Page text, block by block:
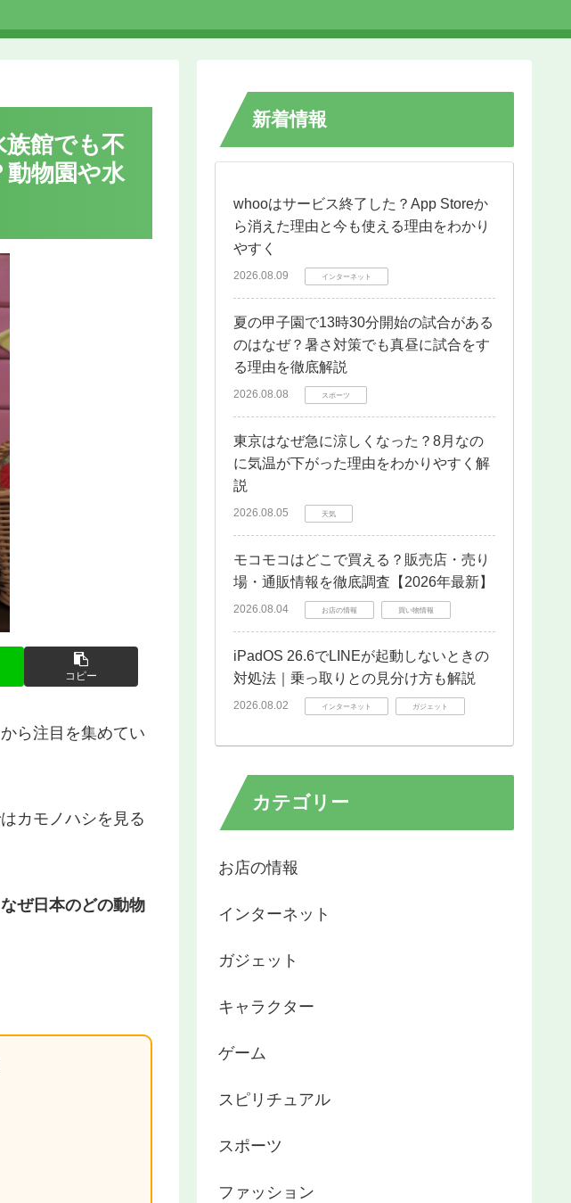
族館でも不
物園や水
コピー
ら注目を集めてい
カモノハシを見る
ぜ日本のどの動物
新着情報
whooはサービス終了した？App Storeか
ら消えた理由と今も使える理由をわかり
やすく
2026.08.09 インターネット
夏の甲子園で13時30分開始の試合がある
のはなぜ？暑さ対策でも真昼に試合をす
る理由を徹底解説
2026.08.08 スポーツ
東京はなぜ急に涼しくなった？8月なの
に気温が下がった理由をわかりやすく解
説
2026.08.05 天気
モコモコはどこで買える？販売店・売り
場・通販情報を徹底調査【2026年最新】
2026.08.04 お店の情報 買い物情報
iPadOS 26.6でLINEが起動しないときの
対処法｜乗っ取りとの見分け方も解説
2026.08.02 インターネット ガジェット
カテゴリー
お店の情報
インターネット
ガジェット
キャラクター
ゲーム
スピリチュアル
スポーツ
ファッション